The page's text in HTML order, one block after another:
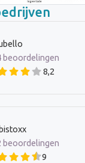
beoordelingen
8,2
beoordelingen
9